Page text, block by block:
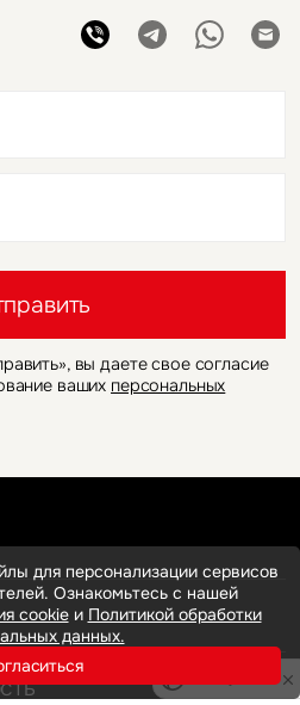
вы даете свое согласие
ваших персональных
для персонализации сервисов
Ознакомьтесь с нашей
cookieи Политикой обработки
данных.